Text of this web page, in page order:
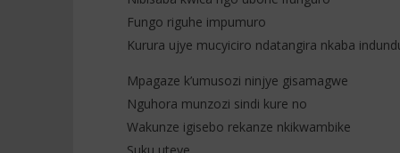
Fungo riguhe impumuro
Kurura ujye mucyiciro ndatangira nkaba
Mpagaze k’umusozi ninjye gisamagwe
Nguhora munzozi sindi kure no
Wakunze igisebo rekanze nkikwambike